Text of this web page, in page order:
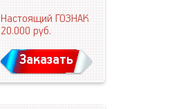
Настоящий ГОЗНАК
20.000руб.
Заказать